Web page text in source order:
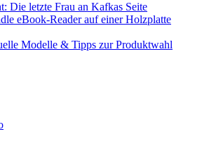
Die letzte Frau an Kafkas Seite
Modelle & Tipps zur Produktwahl